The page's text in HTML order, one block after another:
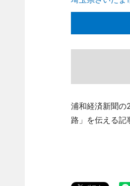
浦和経済新聞の
路」を伝える記